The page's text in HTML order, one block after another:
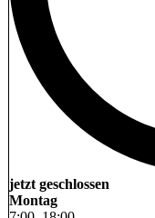
jetzt geschlossen
Montag